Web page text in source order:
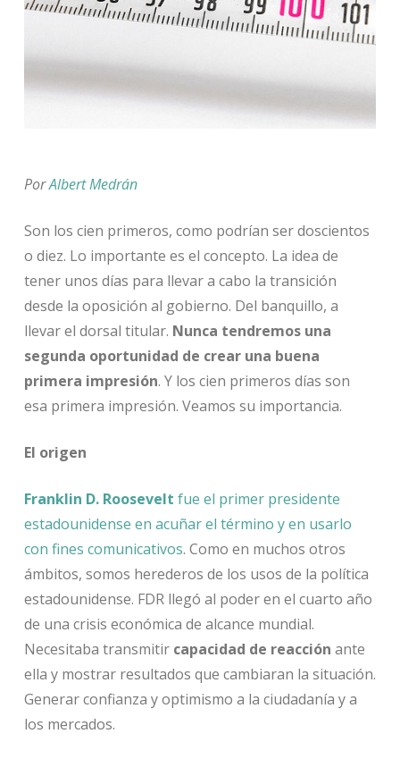
PorAlbert Medrán
Son los cien primeros, como podrían ser doscientos
o diez. Lo importante es el concepto. La idea de
tener unos días para llevar a cabo la transición
desde la oposición al gobierno. Del banquillo, a
llevar el dorsal titular. Nunca tendremos una
segunda oportunidad de crear una buena
primera impresión. Y los cien primeros días son
esa primera impresión. Veamos su importancia.
El origen
Franklin D. Roosevelt fue el primer presidente
estadounidense en acuñar el término y en usarlo
con fines comunicativos. Como en muchos otros
ámbitos, somos herederos de los usos de la política
estadounidense. FDR llegó al poder en el cuarto año
de una crisis económica de alcance mundial.
Necesitaba transmitir capacidad de reacción ante
ella y mostrar resultados que cambiaran la situación.
Generar confianza y optimismo a la ciudadanía y a
los mercados.